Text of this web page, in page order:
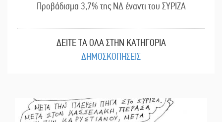
Προβάδισμα 3,7% της ΝΔ έναντι του ΣΥΡΙΖΑ
ΔΕΙΤΕ ΤΑ ΟΛΑ ΣΤΗΝ ΚΑΤΗΓΟΡΙΑ
ΔΗΜΟΣΚΟΠΗΣΕΙΣ